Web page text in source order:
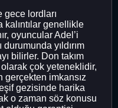
lordları
kalıntılar genellikle
oyuncular Adel’i
yıldırım
bilirler. Don takım
çok yeteneklidir,
gerçekten imkansız
gezisinde harika
o zaman söz konusu